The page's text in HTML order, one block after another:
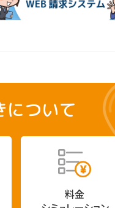
について
料金